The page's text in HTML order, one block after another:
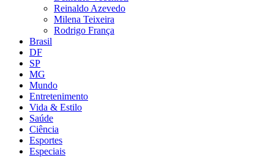
Reinaldo Azevedo
Milena Teixeira
Rodrigo França
Brasil
DF
SP
MG
Mundo
Entretenimento
Vida & Estilo
Saúde
Ciência
Esportes
Especiais